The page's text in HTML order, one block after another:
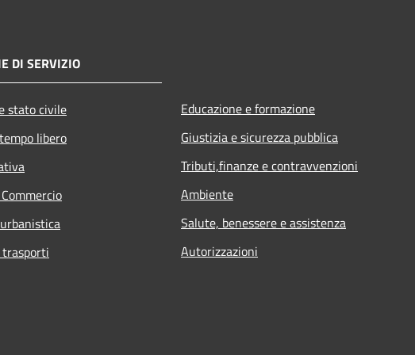
DI SERVIZIO
stato civile
libero
Educazione e formazione
Giustizia e sicurezza pubblica
Tributi,finanze e contravvenzioni
Ambiente
Salute, benessere e assistenza
Autorizzazioni